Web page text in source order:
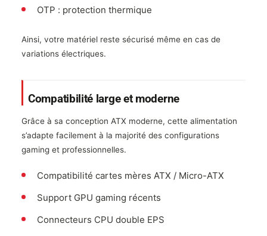
OTP : protection thermique
Ainsi, votre matériel reste sécurisé même en cas de
variations électriques.
Compatibilité large et moderne
Grâce à sa conception ATX moderne, cette alimentation
s’adapte facilement à la majorité des configurations
gaming et professionnelles.
Compatibilité cartes mères ATX / Micro-ATX
Support GPU gaming récents
Connecteurs CPU double EPS